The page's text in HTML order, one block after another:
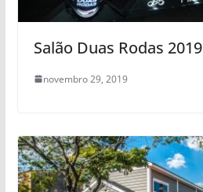
Salão Duas Rodas 2019
novembro 29, 2019